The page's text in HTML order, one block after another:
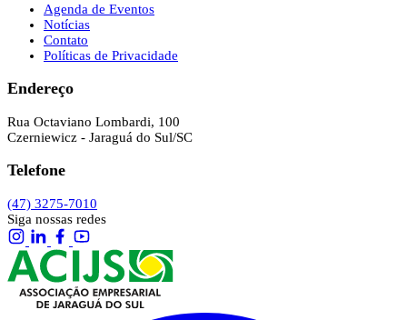
Agenda de Eventos
Notícias
Contato
Políticas de Privacidade
Endereço
Rua Octaviano Lombardi, 100
Czerniewicz - Jaraguá do Sul/SC
Telefone
(47) 3275-7010
Siga nossas redes